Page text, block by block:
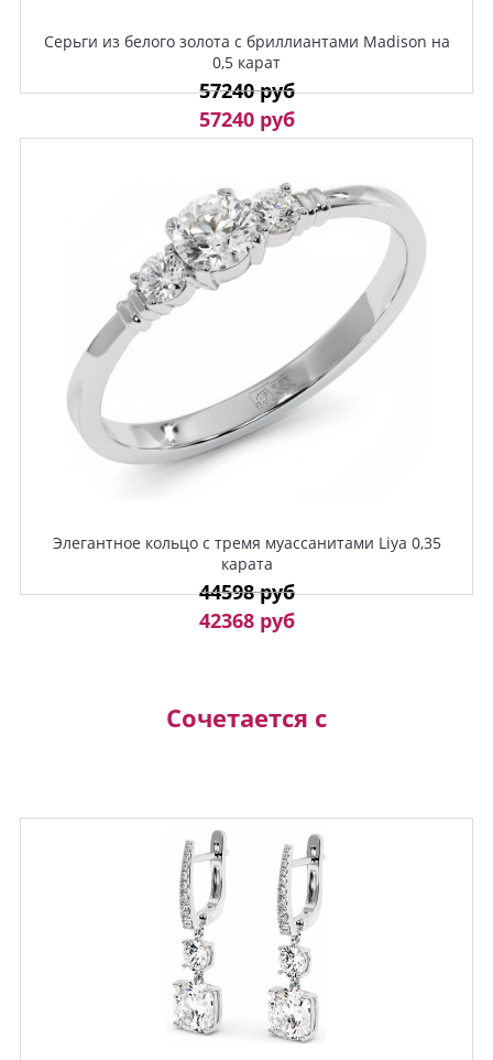
Серьги из белого золота с бриллиантами Madison на
0,5 карат
57240 руб
57240 руб
Элегантное кольцо с тремя муассанитами Liya 0,35
карата
44598 руб
42368 руб
Сочетается с